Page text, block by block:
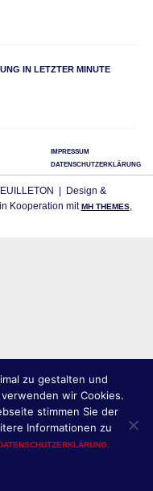
IN LETZTER MINUTE
IMPRESSUM
DATENSCHUTZERKLÄRUNG
| Design &
Kooperation mitMH THEMES,
zu gestalten und
wir Cookies.
stimmen Sie der
Informationen zu